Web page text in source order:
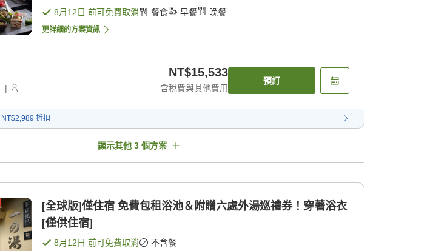
8月12日 前可免費取消 餐食 早餐 晚餐
更詳細的方案資訊
|
NT$15,533
含稅費與其他費用
預訂
NT$2,989 折扣
顯示其他 3 個方案
[全球版]僅住宿 免費包租浴池＆附贈六處外湯巡禮券！穿著浴衣
[僅供住宿]
8月12日 前可免費取消 不含餐